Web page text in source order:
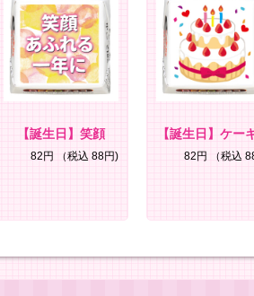
【誕生日】笑顔
82円 （税込 88円)
【誕生日】ケー
82円 （税込